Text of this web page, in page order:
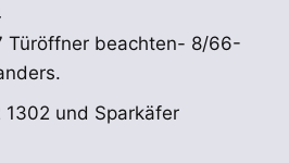
Türöffner beachten- 8/66-
und Sparkäfer